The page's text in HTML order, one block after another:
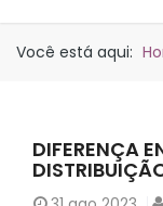
Você está aqui:
DIFERENÇA